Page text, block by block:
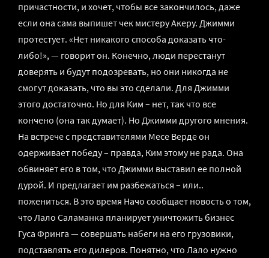
причастности, и хочет, чтобы все закончилось, даже
если она сама выпишет чек мистеру Акеру. Джимми
протестует. «Нет никакого способа доказать что-
либо!», — говорит он. Конечно, люди перестанут
доверять и будут подозревать, но они никогда не
смогут доказать, что вы это сделали. Для Джимми
этого достаточно. Но для Ким – нет, так что все
кончено (она так думает). Но Джимми другого мнения.
На встрече с представителями Месе Верде он
одерживает победу – правда, Ким этому не рада. Она
обвиняет его в том, что Джимми выставил ее полной
дурой. И предлагает им разбежаться – или..
пожениться. В это время Начо сообщает новость о том,
что Лало Саламанка планирует уничтожить бизнес
Гуса Фринга — совершать набеги на его грузовики,
подставлять его дилеров. Понятно, что Лало нужно